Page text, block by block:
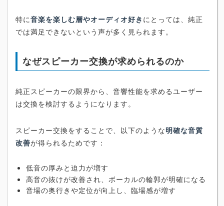
特に音楽を楽しむ層やオーディオ好き にとっては、純正
では満足できないという声が多く見られます。
なぜスピーカー交換が求められるのか
純正スピーカーの限界から、音響性能を求めるユーザー
は交換を検討するようになります。
スピーカー交換をすることで、以下のような明確な音質
改善が得られるためです：
低音の厚みと迫力が増す
高音の抜けが改善され、ボーカルの輪郭が明確になる
音場の奥行きや定位が向上し、臨場感が増す